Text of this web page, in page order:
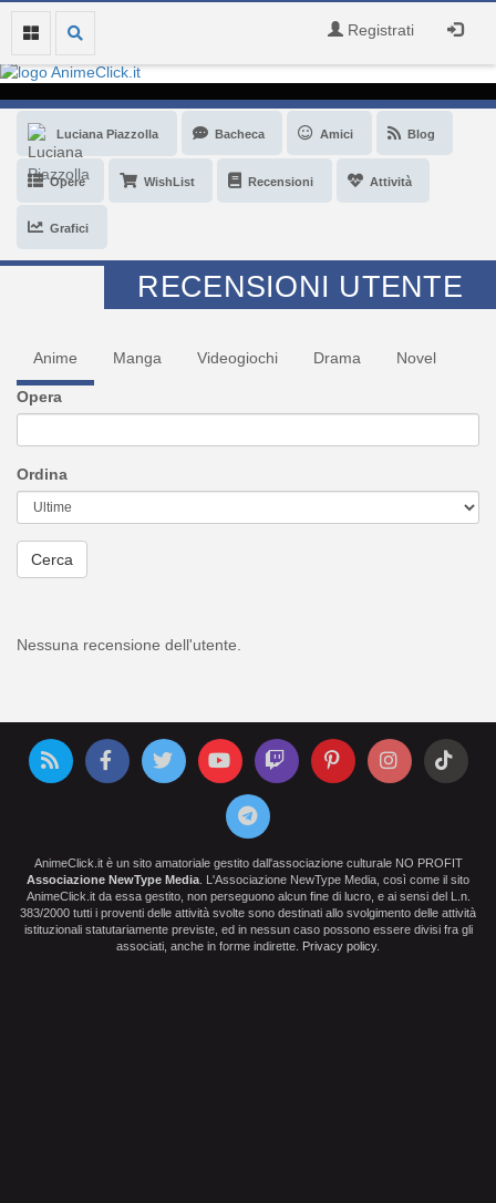
Registrati
Luciana Piazzolla Bacheca Amici Blog
Opere WishList Recensioni Attività
Grafici
RECENSIONI UTENTE
Anime Manga Videogiochi Drama Novel
Opera
Ordina
Cerca
Nessuna recensione dell'utente.
AnimeClick.it è un sito amatoriale gestito dall'associazione culturale NO PROFIT
Associazione NewType Media . L'Associazione NewType Media, così come il sito
AnimeClick.it da essa gestito, non perseguono alcun fine di lucro, e ai sensi del L.n.
383/2000 tutti i proventi delle attività svolte sono destinati allo svolgimento delle attività
istituzionali statutariamente previste, ed in nessun caso possono essere divisi fra gli
associati, anche in forme indirette.
Privacy policy.